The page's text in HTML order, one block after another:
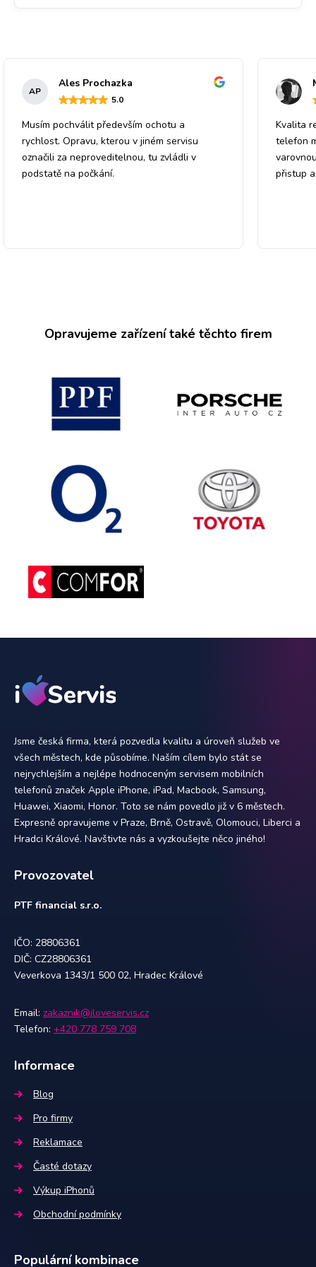
AP
Ales Prochazka
5.0
Musím pochválit především ochotu a
rychlost. Opravu, kterou v jiném servisu
označili za neproveditelnou, tu zvládli v
podstatě na počkání.
Kvalita
telefon
přistup
Opravujeme zařízení také těchto firem
Jsme česká firma, která pozvedla kvalitu a úroveň služeb ve
všech městech, kde působíme. Naším cílem bylo stát se
nejrychlejším a nejlépe hodnoceným servisem mobilních
telefonů značek Apple iPhone, iPad, Macbook, Samsung,
Huawei, Xiaomi, Honor. Toto se nám povedlo již v 6 městech.
Expresně opravujeme v Praze, Brně, Ostravě, Olomouci, Liberci a
Hradci Králové. Navštivte nás a vyzkoušejte něco jiného!
Provozovatel
PTF financial s.r.o.
IČO: 28806361
DIČ: CZ28806361
Veverkova 1343/1 500 02, Hradec Králové
Email: zakaznik@iloveservis.cz
Telefon: +420 778 759 708
Informace
Blog
Pro firmy
Reklamace
Časté dotazy
Výkup iPhonů
Obchodní podmínky
Populární kombinace